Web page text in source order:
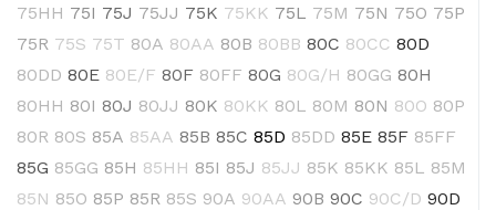
75HH 75I 75J 75JJ 75K 75KK 75L 75M 75N 75O 75P
75R 75S 75T 80A 80AA 80B 80BB 80C 80CC 80D
80DD 80E 80E/F 80F 80FF 80G 80G/H 80GG 80H
80HH 80I 80J 80JJ 80K 80KK 80L 80M 80N 80O 80P
80R 80S 85A 85AA 85B 85C 85D 85DD 85E 85F 85FF
85G 85GG 85H 85HH 85I 85J 85JJ 85K 85KK 85L
85M
85N 85O 85P 85R 85S 90A 90AA 90B 90C 90C/D 90D